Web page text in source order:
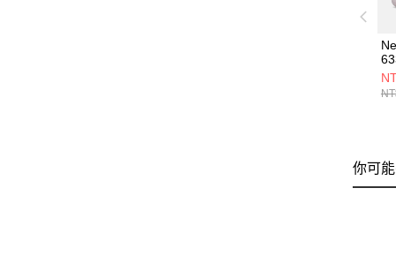
你可